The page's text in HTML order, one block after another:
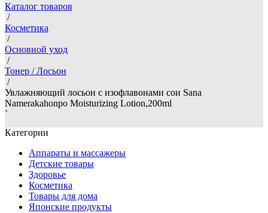
Каталог товаров
/
Косметика
/
Основной уход
/
Тонер / Лосьон
/
Увлажняющий лосьон с изофлавонами сои Sana
Namerakahonpo Moisturizing Lotion,200ml
`
Категории
Аппараты и массажеры
Детские товары
Здоровье
Косметика
Товары для дома
Японские продукты